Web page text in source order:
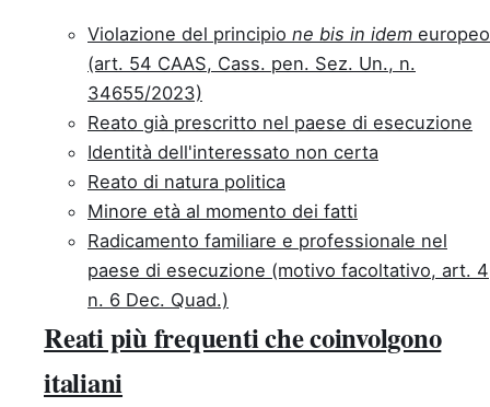
Violazione del principio ne bis in idem europeo
(art. 54 CAAS, Cass. pen. Sez. Un., n.
34655/2023)
Reato già prescritto nel paese di esecuzione
Identità dell'interessato non certa
Reato di natura politica
Minore età al momento dei fatti
Radicamento familiare e professionale nel
paese di esecuzione (motivo facoltativo, art. 4
n. 6 Dec. Quad.)
Reati più frequenti che coinvolgono
italiani